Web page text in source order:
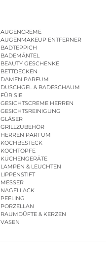
AUGENCREME
AUGENMAKEUP ENTFERNER
BADTEPPICH
BADEMÄNTEL
BEAUTY GESCHENKE
BETTDECKEN
DAMEN PARFUM
DUSCHGEL & BADESCHAUM
FÜR SIE
GESICHTSCREME HERREN
GESICHTSREINIGUNG
GLÄSER
GRILLZUBEHÖR
HERREN PARFUM
KOCHBESTECK
KOCHTÖPFE
KÜCHENGERÄTE
LAMPEN & LEUCHTEN
LIPPENSTIFT
MESSER
NAGELLACK
PEELING
PORZELLAN
RAUMDÜFTE & KERZEN
VASEN